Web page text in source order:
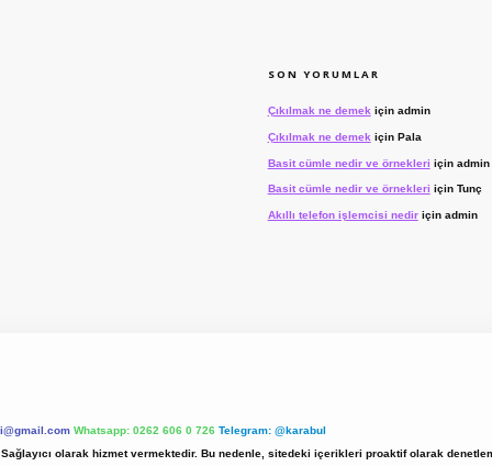
SON YORUMLAR
Çıkılmak ne demekiçin admin
Çıkılmak ne demek için Pala
Basit cümle nedir ve örnekleri için admin
Basit cümle nedir ve örnekleri için Tunç
Akıllı telefon işlemcisi nediriçin admin
Whatsapp: 0262 606 0 726 Telegram: @karabul
olarak hizmet vermektedir. Bu nedenle, sitedeki içerikleri proaktif olarak